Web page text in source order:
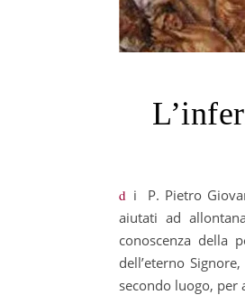
di P. Pietro Giovanni Pinamonti s.j. Perché un libro di meditazioni sull’inferno? In primo luogo, per essere
aiutati ad
conoscenza della
dell’eterno
secondo luogo, per